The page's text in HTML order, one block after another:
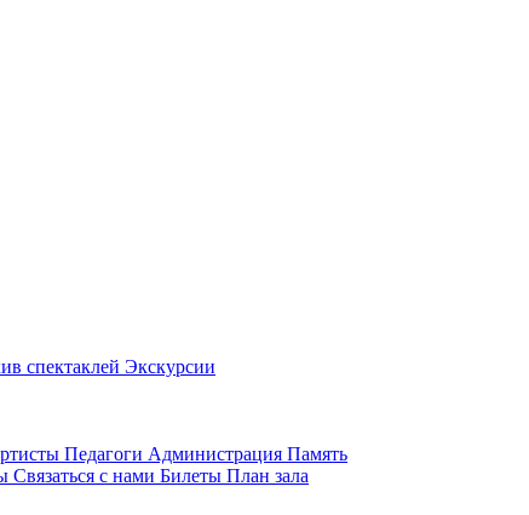
спектаклей Экскурсии
Педагоги Администрация Память
Связаться с нами Билеты План зала